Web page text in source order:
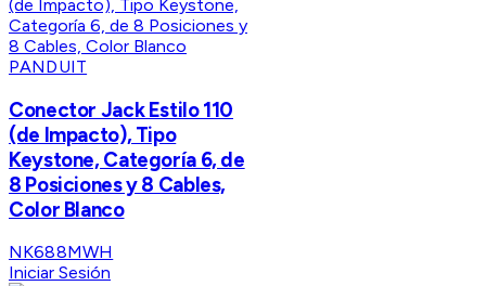
PANDUIT
Conector Jack Estilo 110
(de Impacto), Tipo
Keystone, Categoría 6, de
8 Posiciones y 8 Cables,
Color Blanco
NK688MWH
Iniciar Sesión